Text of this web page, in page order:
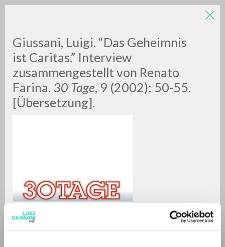
Giussani, Luigi. “Das Geheimnis
ist Caritas.” Interview
zusammengestellt von Renato
Farina. 30 Tage, 9 (2002): 50-55.
[Übersetzung].
LUIGI
GIUSSANI